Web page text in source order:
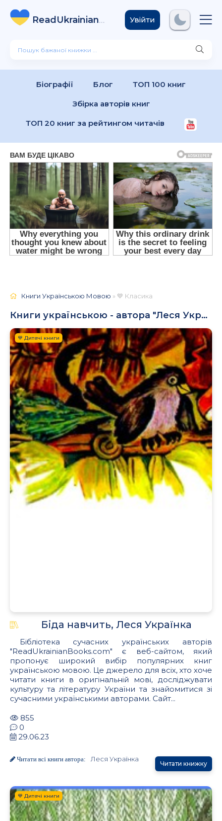
ReadUkrainian
Books .com
Увійти
Біографії Блог ТОП 100 книг
Збірка авторів книг
ТОП 20 книг за рейтингом читачів
Книги Українською Мовою » 💙 Класика
Книги українською - автора "Леся Українка"
💙 Дитячі книги
Біда навчить, Леся Українка
Бібліотека сучасних українських авторів
"ReadUkrainianBooks.com" є веб-сайтом, який
пропонує широкий вибір популярних книг
українською мовою. Це джерело для всіх, хто хоче
читати книги в оригінальній мові, досліджувати
культуру та літературу України та знайомитися зі
сучасними українськими авторами. Сайт...
855
0
29.06.23
Читати всі книги автора: Леся Українка
Читати книжку
💙 Дитячі книги